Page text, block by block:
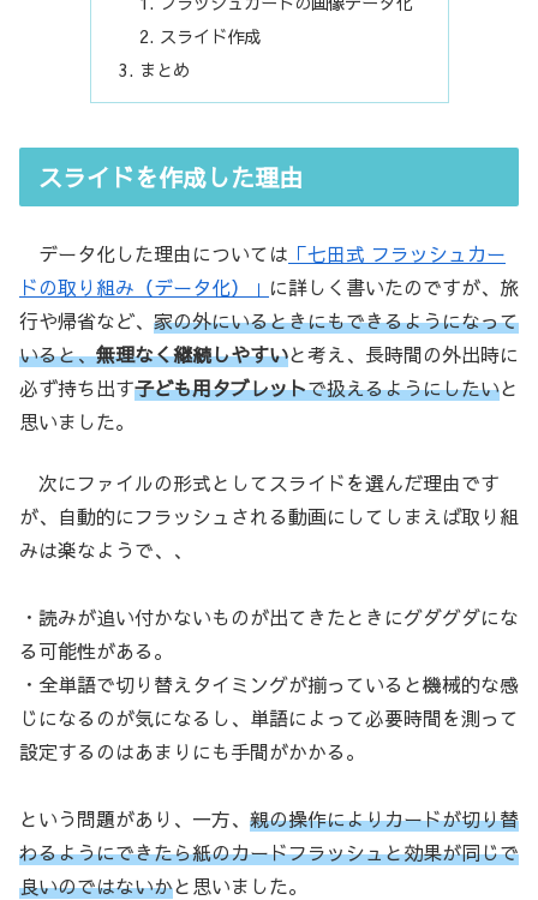
スライド作成
まとめ
スライドを作成した理由
データ化した理由については 「七田式 フラッシュカー
ドの取り組み（データ化）」 に詳しく書いたのですが、旅
行や帰省など、 家の外にいるときにもできるようになって
いると、無理なく継続しやすいと考え、長時間の外出時に
必ず持ち出す子ども用タブレットで扱えるようにしたいと
思いました。
次にファイルの形式としてスライドを選んだ理由です
が、自動的にフラッシュされる動画にしてしまえば取り組
みは楽なようで、、
・読みが追い付かないものが出てきたときにグダグダにな
る可能性がある。
・全単語で切り替えタイミングが揃っていると機械的な感
じになるのが気になるし、単語によって必要時間を測って
設定するのはあまりにも手間がかかる。
という問題があり、一方、 親の操作によりカードが切り替
わるようにできたら紙のカードフラッシュと効果が同じで
良いのではないかと思いました。